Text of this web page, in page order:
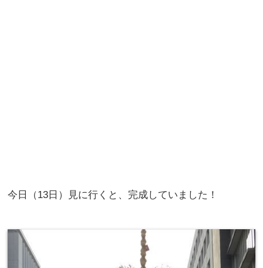
今日（13日）見に行くと、完成していました！